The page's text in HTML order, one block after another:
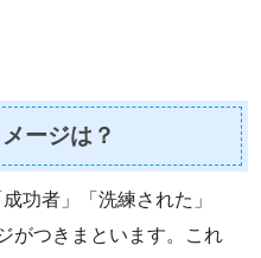
ージは？
功者」「洗練された」
がつきまといます。これ